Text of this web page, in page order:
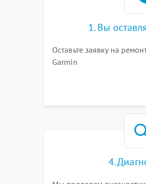
1. Вы
Оставьте заявку на
Garmin
4.